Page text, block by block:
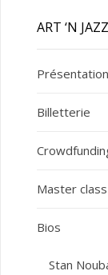
ART ‘N
Présentation
Billetterie
Master
Bios
Stan